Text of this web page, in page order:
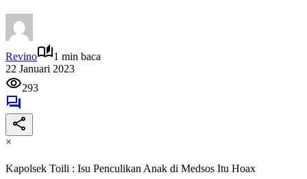
Revino
1 min baca
22 Januari 2023
293
×
Kapolsek Toili : Isu Penculikan Anak di Medsos Itu Hoax